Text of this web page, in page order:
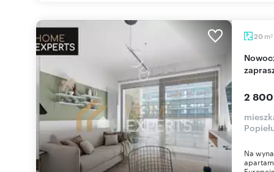
20 m2
Nowoczesny 20 m² apartament w Gdańsku -
2
Na